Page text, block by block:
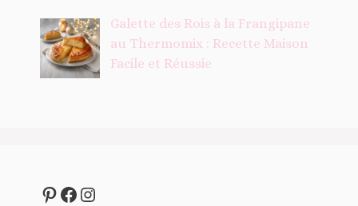
Galette des Rois à la Frangipane
au Thermomix : Recette Maison
Facile et Réussie
Pinterest
Facebook
Instagram